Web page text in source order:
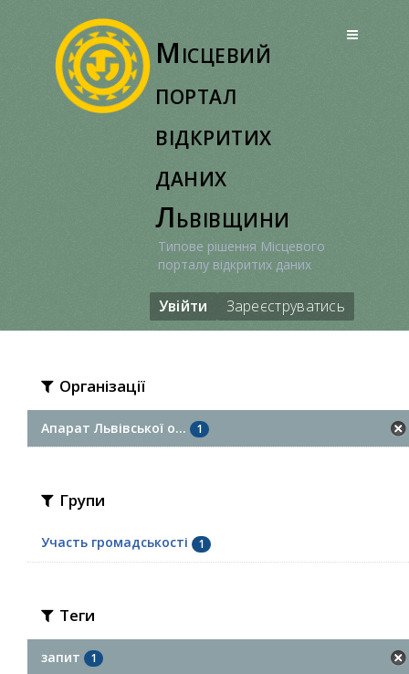
Місцевий
портал
відкритих
даних
Львівщини
Типове рішення Місцевого
порталу відкритих даних
Увійти Зареєструватись
Організації
Апарат Львівської о... 1
Групи
Участь громадськості 1
Теги
запит 1